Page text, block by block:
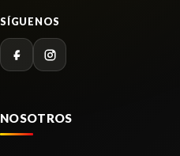
SÍGUENOS
NOSOTROS